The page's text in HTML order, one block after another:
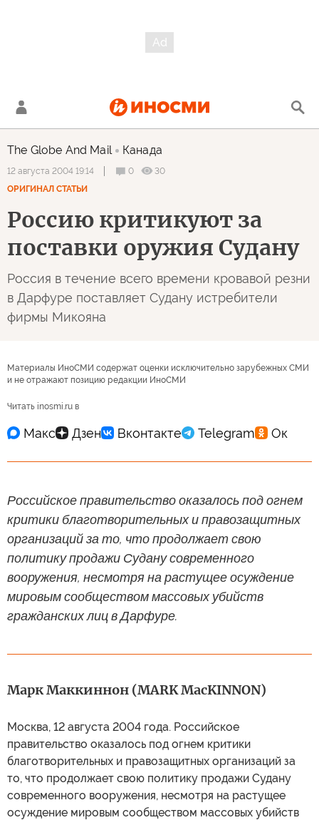
The Globe And Mail Канада
12 августа 2004 19:14 0
30
ОРИГИНАЛ СТАТЬИ
Россию критикуют за
поставки оружия Судану
Россия в течение всего времени кровавой резни
в Дарфуре поставляет Судану истребители
фирмы Микояна
Материалы ИноСМИ содержат оценки исключительно зарубежных СМИ
и не отражают позицию редакции ИноСМИ
Читать inosmi.ru в
Российское правительство оказалось под огнем
критики благотворительных и правозащитных
организаций за то, что продолжает свою
политику продажи Судану современного
вооружения, несмотря на растущее осуждение
мировым сообществом массовых убийств
гражданских лиц в Дарфуре.
Марк Маккиннон (MARK MacKINNON)
Москва, 12 августа 2004 года. Российское
правительство оказалось под огнем критики
благотворительных и правозащитных организаций за
то, что продолжает свою политику продажи Судану
современного вооружения, несмотря на растущее
осуждение мировым сообществом массовых убийств